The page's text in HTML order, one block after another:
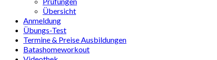
Übersicht
Anmeldung
Übungs-Test
Termine & Preise Ausbildungen
Batashomeworkout